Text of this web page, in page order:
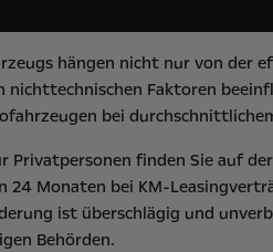
hängen nicht nur von
nichttechnischen Faktoren
bei
finden Sie auf
Monaten bei KM-
ist überschlägig und
Behörden.